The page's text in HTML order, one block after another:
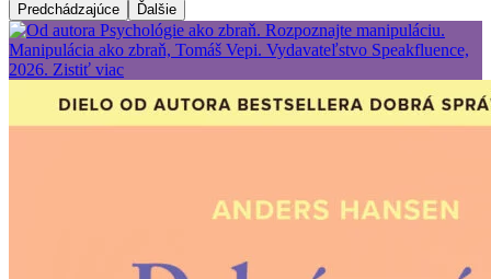
Predchádzajúce Ďalšie